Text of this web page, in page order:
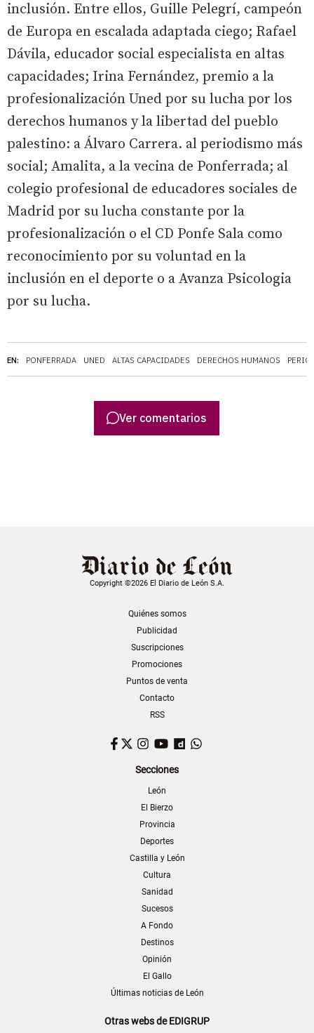
EN: PONFERRADA UNED ALTAS CAPACIDADES DERECHOS HUMANOS
inclusión. Entre ellos, Guille Pelegrí, campeón
de Europa en escalada adaptada ciego; Rafael
Dávila, educador social especialista en altas
capacidades; Irina Fernández, premio a la
profesionalización Uned por su lucha por los
derechos humanos y la libertad del pueblo
palestino: a Álvaro Carrera. al periodismo más
social; Amalita, a la vecina de Ponferrada; al
colegio profesional de educadores sociales de
Madrid por su lucha constante por la
profesionalización o el CD Ponfe Sala como
reconocimiento por su voluntad en la
inclusión en el deporte o a Avanza Psicologia
por su lucha.
Ver comentarios
Copyright ©2026 El Diario de León S.A.
Quiénes somos
Publicidad
Suscripciones
Promociones
Puntos de venta
Contacto
RSS
Facebook
TwitterInstagram
YouTubeDailymotion
Secciones
León
El Bierzo
Provincia
Deportes
Castilla y León
Cultura
Sanidad
Sucesos
A Fondo
Destinos
Opinión
El Gallo
Últimas noticias de León
Otras webs de EDIGRUP